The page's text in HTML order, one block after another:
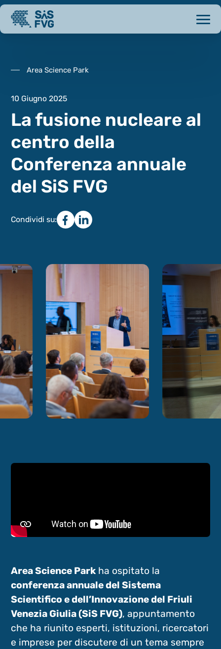
Area Science Park
10 Giugno 2025
La fusione nucleare al
centro della
Conferenza annuale
del SiS FVG
Condividi su:
Area Science Parkha ospitato la
conferenza annuale del Sistema
Scientifico e dell’Innovazione del Friuli
Venezia Giulia (SiS FVG), appuntamento
che ha riunito esperti, istituzioni, ricercatori
e imprese per discutere di un tema sempre